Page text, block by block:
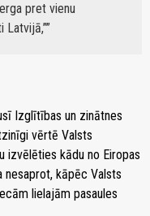
pret vienu
Latvijā,”
Izglītības un zinātnes
vērtē Valsts
izvēlēties kādu no Eiropas
nesaprot, kāpēc Valsts
lielajām pasaules